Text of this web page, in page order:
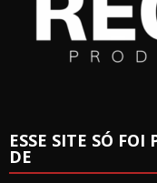
ESSE SITE SÓ FOI
DE